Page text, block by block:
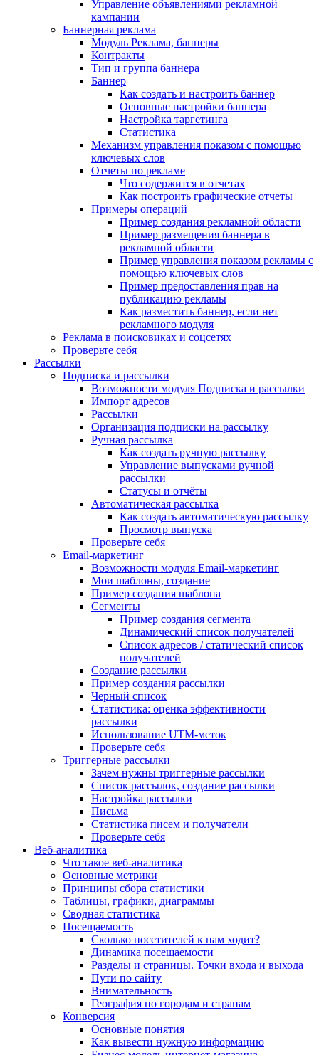
Управление объявлениями рекламной
кампании
Баннерная реклама
Модуль Реклама, баннеры
Контракты
Тип и группа баннера
Баннер
Как создать и настроить баннер
Основные настройки баннера
Настройка таргетинга
Статистика
Механизм управления показом с помощью
ключевых слов
Отчеты по рекламе
Что содержится в отчетах
Как построить графические отчеты
Примеры операций
Пример создания рекламной области
Пример размещения баннера в
рекламной области
Пример управления показом рекламы с
помощью ключевых слов
Пример предоставления прав на
публикацию рекламы
Как разместить баннер, если нет
рекламного модуля
Реклама в поисковиках и соцсетях
Проверьте себя
Рассылки
Подписка и рассылки
Возможности модуля Подписка и рассылки
Импорт адресов
Рассылки
Организация подписки на рассылку
Ручная рассылка
Как создать ручную рассылку
Управление выпусками ручной
рассылки
Статусы и отчёты
Автоматическая рассылка
Как создать автоматическую рассылку
Просмотр выпуска
Проверьте себя
Email-маркетинг
Возможности модуля Email-маркетинг
Мои шаблоны, создание
Пример создания шаблона
Сегменты
Пример создания сегмента
Динамический список получателей
Список адресов / статический список
получателей
Создание рассылки
Пример создания рассылки
Черный список
Статистика: оценка эффективности
рассылки
Использование UTM-меток
Проверьте себя
Триггерные рассылки
Зачем нужны триггерные рассылки
Список рассылок, создание рассылки
Настройка рассылки
Письма
Статистика писем и получатели
Проверьте себя
Веб-аналитика
Что такое веб-аналитика
Основные метрики
Принципы сбора статистики
Таблицы, графики, диаграммы
Сводная статистика
Посещаемость
Сколько посетителей к нам ходит?
Динамика посещаемости
Разделы и страницы. Точки входа и выхода
Пути по сайту
Внимательность
География по городам и странам
Конверсия
Основные понятия
Как вывести нужную информацию